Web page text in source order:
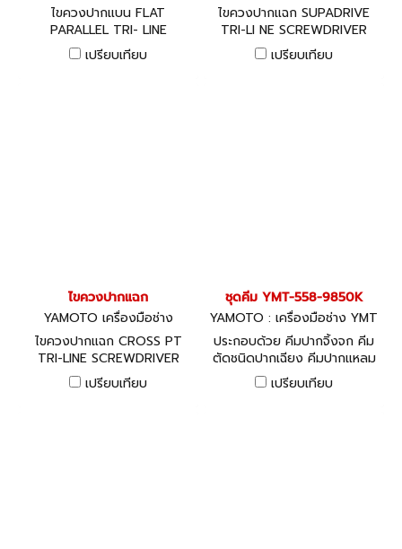
ไขควงปากแบน FLAT
PARALLEL TRI- LINE
SCREWDRIVER
เปรียบเทียบ
ไขควงปากแฉก SUPADRIVE
TRI-LI NE SCREWDRIVER
เปรียบเทียบ
ไขควงปากแฉก
YAMOTO เครื่องมือช่าง
ไขควงปากแฉก CROSS PT
TRI-LINE SCREWDRIVER
เปรียบเทียบ
ชุดคีม YMT-558-9850K
YAMOTO : เครื่องมือช่าง YMT
-558-9850K
ประกอบด้วย คีมปากจิ้งจก คีม
ตัดชนิดปากเฉียง คีมปากแหลม
ชนิดปากตรง
เปรียบเทียบ